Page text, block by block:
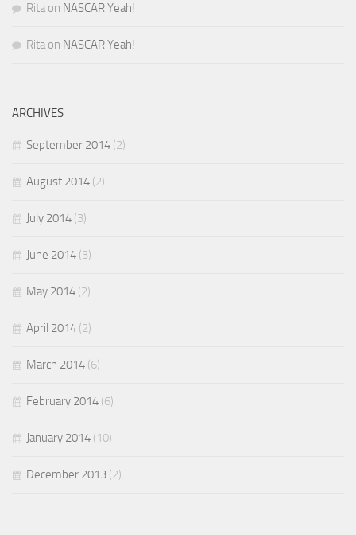
Rita on NASCAR Yeah!
Rita on NASCAR Yeah!
ARCHIVES
September 2014 (2)
August 2014 (2)
July 2014 (3)
June 2014 (3)
May 2014 (2)
April 2014 (2)
March 2014 (6)
February 2014 (6)
January 2014 (10)
December 2013 (2)